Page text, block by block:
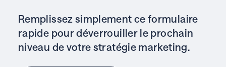
Remplissez simplement ce formulaire
rapide pour déverrouiller le prochain
niveau de votre stratégie marketing.